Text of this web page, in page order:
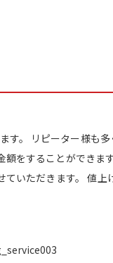
す。 リピーター様も
をすることができま
いただきます。 値上